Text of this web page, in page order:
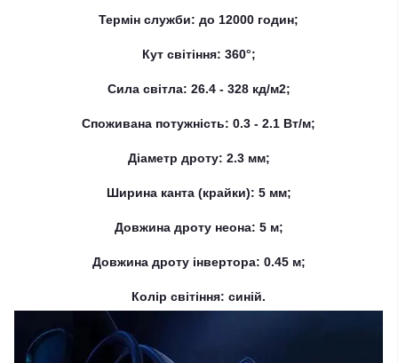
Термін служби: до 12000 годин;
Кут світіння: 360°;
Сила світла: 26.4 - 328 кд/м2;
Споживана потужність: 0.3 - 2.1 Вт/м;
Діаметр дроту: 2.3 мм;
Ширина канта (крайки): 5 мм;
Довжина дроту неона: 5 м;
Довжина дроту інвертора: 0.45 м;
Колір світіння: синій.